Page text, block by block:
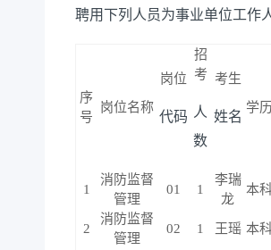
聘用下列人员为事业单位工作
序
号
岗位名称
岗位
代码
招
考
人
数
考生
姓名
学
1
消防监督
管理
01 1
李瑞
龙
本
2
消防监督
管理
02 1 王瑶 本